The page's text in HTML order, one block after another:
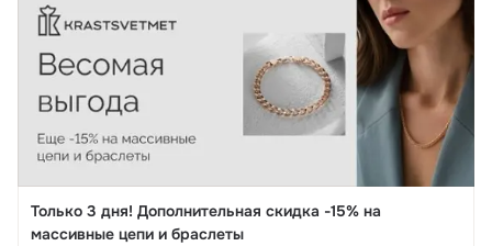
Только 3 дня! Дополнительная скидка -15% на
массивные цепи и браслеты